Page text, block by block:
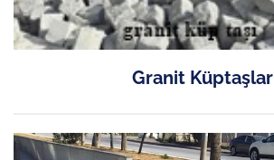
Granit Küptaşlar